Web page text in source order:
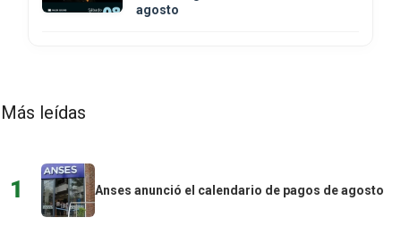
agosto
Más leídas
1 Anses anunció el calendario de pagos de agosto